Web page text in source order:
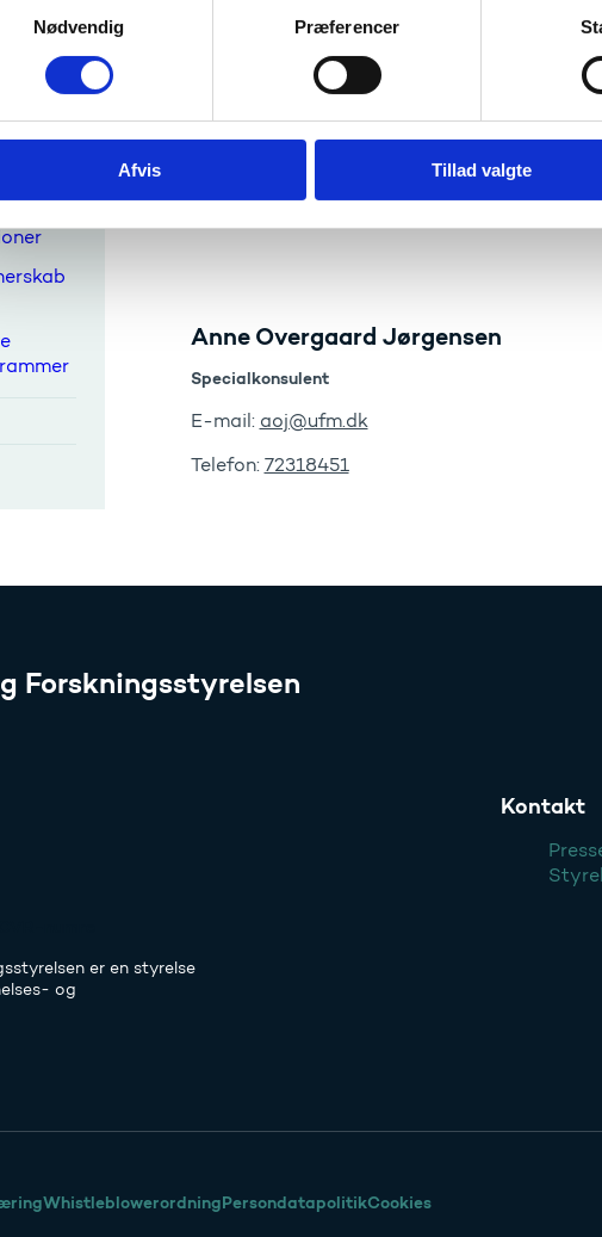
Nødvendig Præferencer
Afvis Tillad valgte
Få overblik over forskere i Danmark, der har
Besøg ERC's dashboard med oplysninger
og Countries øverst til venstre
Læs mere
Anne Overgaard Jørgensen
Specialkonsulent
E-mail: aoj@ufm.dk
Telefon: 72318451
Forskningsstyrelsen
er en styrelse
og
Kontakt
WhistleblowerordningPersondatapolitikCookies